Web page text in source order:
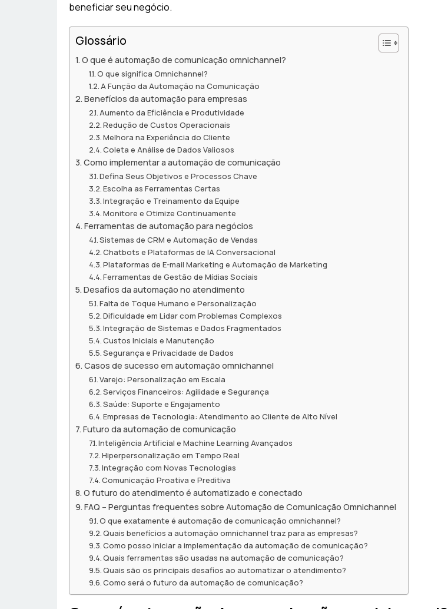
beneficiar seu negócio.
Glossário
O que é automação de comunicação omnichannel?
O que significa Omnichannel?
A Função da Automação na Comunicação
Benefícios da automação para empresas
Aumento da Eficiência e Produtividade
Redução de Custos Operacionais
Melhora na Experiência do Cliente
Coleta e Análise de Dados Valiosos
Como implementar a automação de comunicação
Defina Seus Objetivos e Processos Chave
Escolha as Ferramentas Certas
Integração e Treinamento da Equipe
Monitore e Otimize Continuamente
Ferramentas de automação para negócios
Sistemas de CRM e Automação de Vendas
Chatbots e Plataformas de IA Conversacional
Plataformas de E-mail Marketing e Automação de Marketing
Ferramentas de Gestão de Mídias Sociais
Desafios da automação no atendimento
Falta de Toque Humano e Personalização
Dificuldade em Lidar com Problemas Complexos
Integração de Sistemas e Dados Fragmentados
Custos Iniciais e Manutenção
Segurança e Privacidade de Dados
Casos de sucesso em automação omnichannel
Varejo: Personalização em Escala
Serviços Financeiros: Agilidade e Segurança
Saúde: Suporte e Engajamento
Empresas de Tecnologia: Atendimento ao Cliente de Alto Nível
Futuro da automação de comunicação
Inteligência Artificial e Machine Learning Avançados
Hiperpersonalização em Tempo Real
Integração com Novas Tecnologias
Comunicação Proativa e Preditiva
O futuro do atendimento é automatizado e conectado
FAQ – Perguntas frequentes sobre Automação de Comunicação Omnichannel
O que exatamente é automação de comunicação omnichannel?
Quais benefícios a automação omnichannel traz para as empresas?
Como posso iniciar a implementação da automação de comunicação?
Quais ferramentas são usadas na automação de comunicação?
Quais são os principais desafios ao automatizar o atendimento?
Como será o futuro da automação de comunicação?